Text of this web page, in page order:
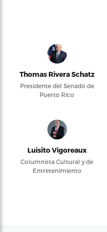
Thomas Rivera Schatz
Presidente del Senado de
Puerto Rico
Luisito Vigoreaux
Columnista Cultural y de
Entretenimiento